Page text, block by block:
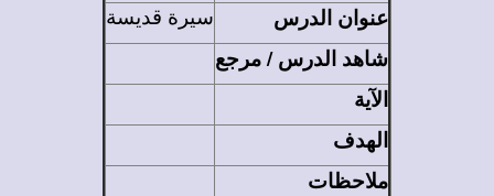
عنوان الدرس سيرة قديسة
شاهد الدرس / مرجع
الآية
الهدف
ملاحظات